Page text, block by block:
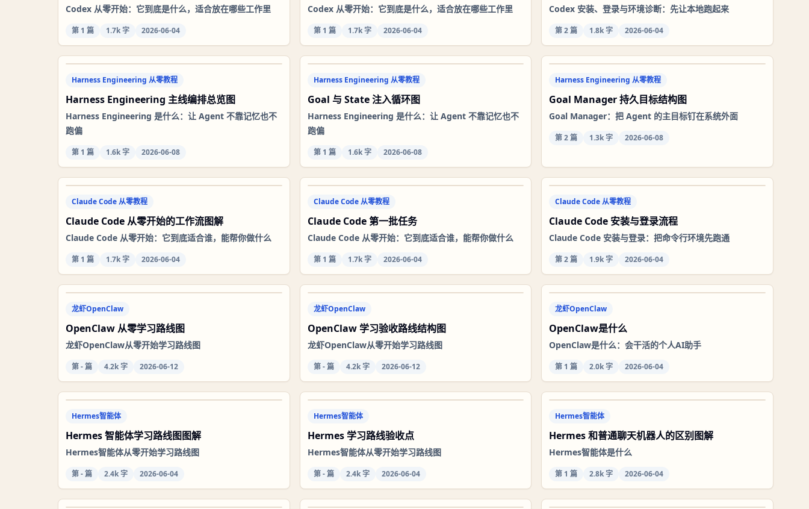
Codex 从零开始：它到底是什么，适合放在哪些工作里
第 1 篇 1.7k 字 2026-06-04
Codex 从零开始：它到底是什么，适合放在哪些工作里
第 1 篇 1.7k 字 2026-06-04
Codex 安装、登录与环境诊断：先让本地跑起来
第2篇 1.8k 字 2026-06-04
Harness Engineering 从零教程
Harness Engineering 主线编排总览图
Harness Engineering 是什么：让 Agent 不靠记忆也不
跑偏
第 1 篇 1.6k 字 2026-06-08
Harness Engineering 从零教程
Goal 与 State 注入循环图
Harness Engineering 是什么：让 Agent 不靠记忆也不
跑偏
第 1 篇 1.6k 字 2026-06-08
Harness Engineering 从零教程
Goal Manager 持久目标结构图
Goal Manager：把 Agent 的主目标钉在系统外面
第2篇 1.3k 字 2026-06-08
Claude Code 从零教程
Claude Code 从零开始的工作流图解
Claude Code 从零开始：它到底适合谁，能帮你做什么
第 1 篇 1.7k 字 2026-06-04
Claude Code 从零教程
Claude Code 第一批任务
Claude Code 从零开始：它到底适合谁，能帮你做什么
第 1 篇 1.7k 字 2026-06-04
Claude Code 从零教程
Claude Code 安装与登录流程
Claude Code 安装与登录：把命令行环境先跑通
第2篇 1.9k 字 2026-06-04
龙虾OpenClaw
OpenClaw 从零学习路线图
龙虾OpenClaw从零开始学习路线图
第-篇 4.2k 字 2026-06-12
龙虾OpenClaw
OpenClaw 学习验收路线结构图
龙虾OpenClaw从零开始学习路线图
第-篇 4.2k 字 2026-06-12
龙虾OpenClaw
OpenClaw是什么
OpenClaw是什么：会干活的个人AI助手
第 1 篇 2.0k 字 2026-06-04
Hermes智能体
Hermes 智能体学习路线图图解
Hermes智能体从零开始学习路线图
第-篇 2.4k 字 2026-06-04
Hermes智能体
Hermes 学习路线验收点
Hermes智能体从零开始学习路线图
第-篇 2.4k 字 2026-06-04
Hermes智能体
Hermes 和普通聊天机器人的区别图解
Hermes智能体是什么
第 1 篇 2.8k 字 2026-06-04